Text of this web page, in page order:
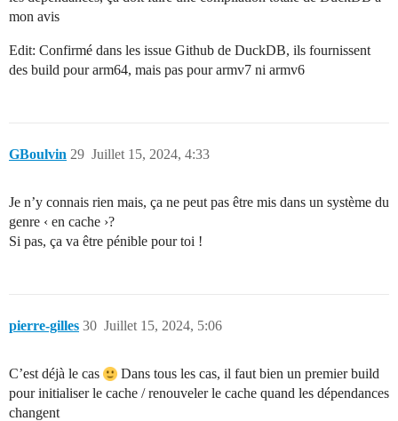
mon avis
Edit: Confirmé dans les issue Github de DuckDB, ils fournissent
des build pour arm64, mais pas pour armv7 ni armv6
GBoulvin Juillet 15, 2024, 4:33
29
Je n’y connais rien mais, ça ne peut pas être mis dans un système du
genre ‹ en cache ›?
Si pas, ça va être pénible pour toi !
pierre-gilles Juillet 15, 2024, 5:06
30
C’est déjà le cas
Dans tous les cas, il faut bien un premier build
pour initialiser le cache / renouveler le cache quand les dépendances
changent